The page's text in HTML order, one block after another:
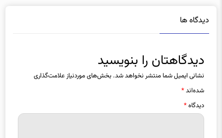
نشانی ایمیل شما منتشر نخواهد شد.بخش‌های موردنیاز علامت‌گذاری
شده‌اند*
دیدگاه*